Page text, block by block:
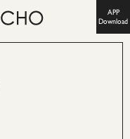
APP
Download